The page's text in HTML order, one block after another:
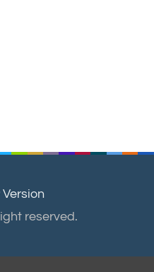
reserved.